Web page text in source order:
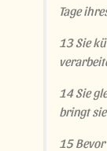
Tage
13 Sie
14 Sie
bringt
15